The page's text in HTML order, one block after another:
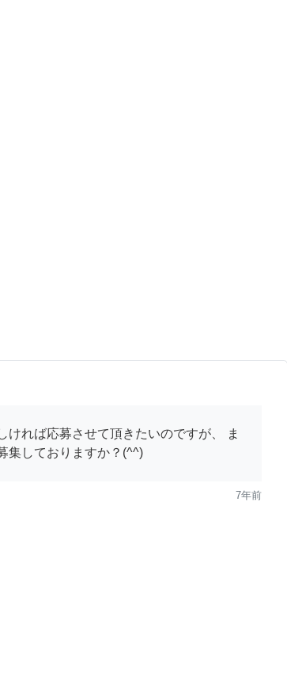
ければ応募させて頂きたいのですが、 ま
集しておりますか？(^^)
7年前